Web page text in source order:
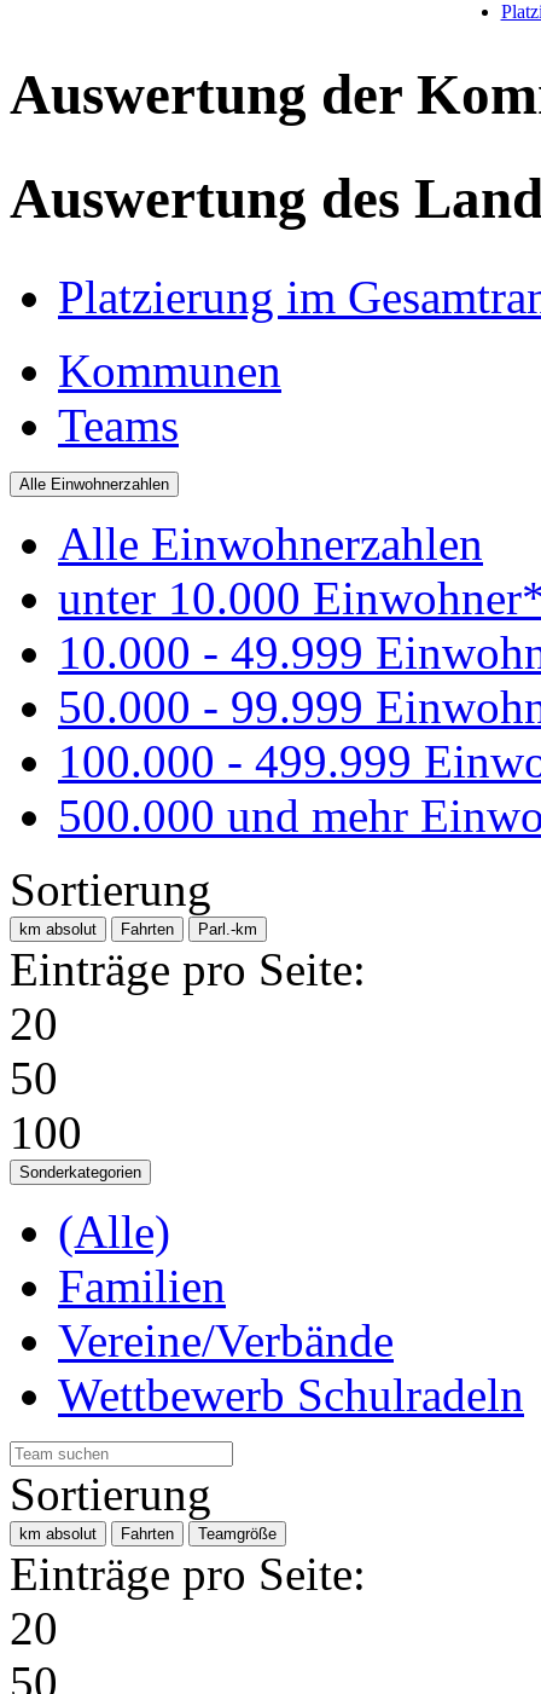
Auswertung der
Auswertung des
Platzierung im
Kommunen
Teams
Alle Einwohnerzahlen
Alle Einwohnerzahlen
unter 10.000
10.000 - 49.999
50.000 - 99.999
100.000 - 499.999
500.000 und mehr
Sortierung
km absolut Fahrten Parl.-km
Einträge pro Seite:
20
50
100
Sonderkategorien
(Alle)
Familien
Vereine/Verbände
Wettbewerb Schulradeln
Sortierung
km absolut Fahrten Teamgröße
Einträge pro Seite:
20
50